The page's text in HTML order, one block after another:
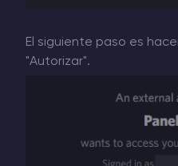
El siguiente paso es
"Autorizar".